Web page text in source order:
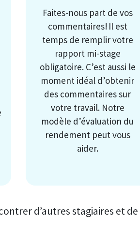
Faites-nous part de vos
commentaires! Il est
temps de remplir votre
rapport mi-stage
obligatoire. C’est aussi le
moment idéal d’obtenir
des commentaires sur
votre travail. Notre
modèle d’évaluation du
rendement peut vous
aider.
d’autres stagiaires et